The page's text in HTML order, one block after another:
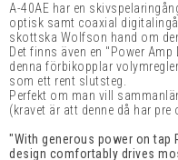
A-40AE har en
optisk samt coaxial
skottska Wolfson hand om
Det finns även en "Power
denna förbikopplar
som ett rent slutsteg.
Perfekt om man vill
(kravet är att denne då har
"With generous power on tap
design comfortably drives